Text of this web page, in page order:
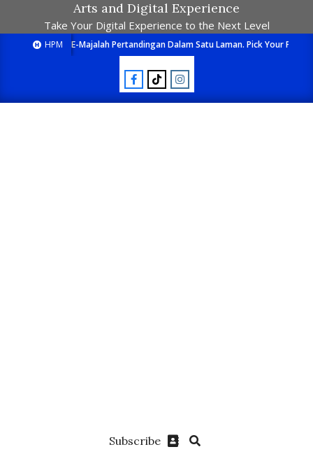
Arts and Digital Experience
Take Your Digital Experience to the Next Level
HPM E-Majalah Pertandingan Dalam Satu Laman. Pick Your
Subscribe